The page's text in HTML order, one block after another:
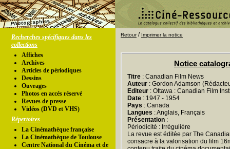
Recherches spécifiques dans les
collections
Affiches
Archives
Articles de périodiques
Dessins
Ouvrages
Photos en accés réservé
Revues de presse
Vidéos (DVD et VHS)
Répertoires
La Cinémathèque française
La Cinémathèque de Toulouse
Centre National du Cinéma et de
Retour/ Imprimer la notice
Notice
Titre : Canadian Film News
Auteur : Gordon Adamson
Editeur : Ottawa : Canadian Film
Date : 1947 - 1954
Pays : Canada
Langues : Anglais, Français
Présentation :
Périodicité : Irrégulière
La revue est éditée par The
consacre à la valorisation du film